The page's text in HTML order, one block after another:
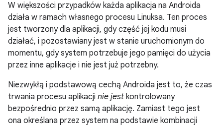
W większości przypadków każda aplikacja na Androida
działa w ramach własnego procesu Linuksa. Ten proces
jest tworzony dla aplikacji, gdy część jej kodu musi
działać, i pozostawiany jest w stanie uruchomionym do
momentu, gdy system potrzebuje jego pamięci do użycia
przez inne aplikacje i nie jest już potrzebny.
Niezwykłą i podstawową cechą Androida jest to, że czas
trwania procesu aplikacji nie jest kontrolowany
bezpośrednio przez samą aplikację. Zamiast tego jest
ona określana przez system na podstawie kombinacji